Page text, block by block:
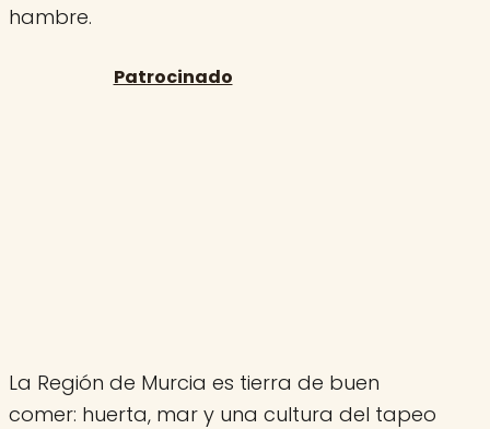
hambre.
La Región de Murcia es tierra de buen
comer: huerta, mar y una cultura del tapeo